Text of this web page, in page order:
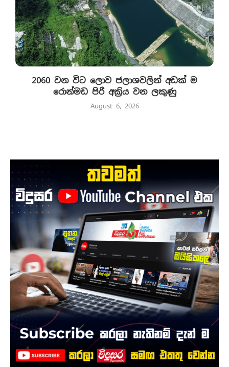
2060 වන විට ලොව ජලාශවලින් අඩක් ම
රොන්මඩ පිරී අක්‍රිය වන ලකුණු
August 6, 2026